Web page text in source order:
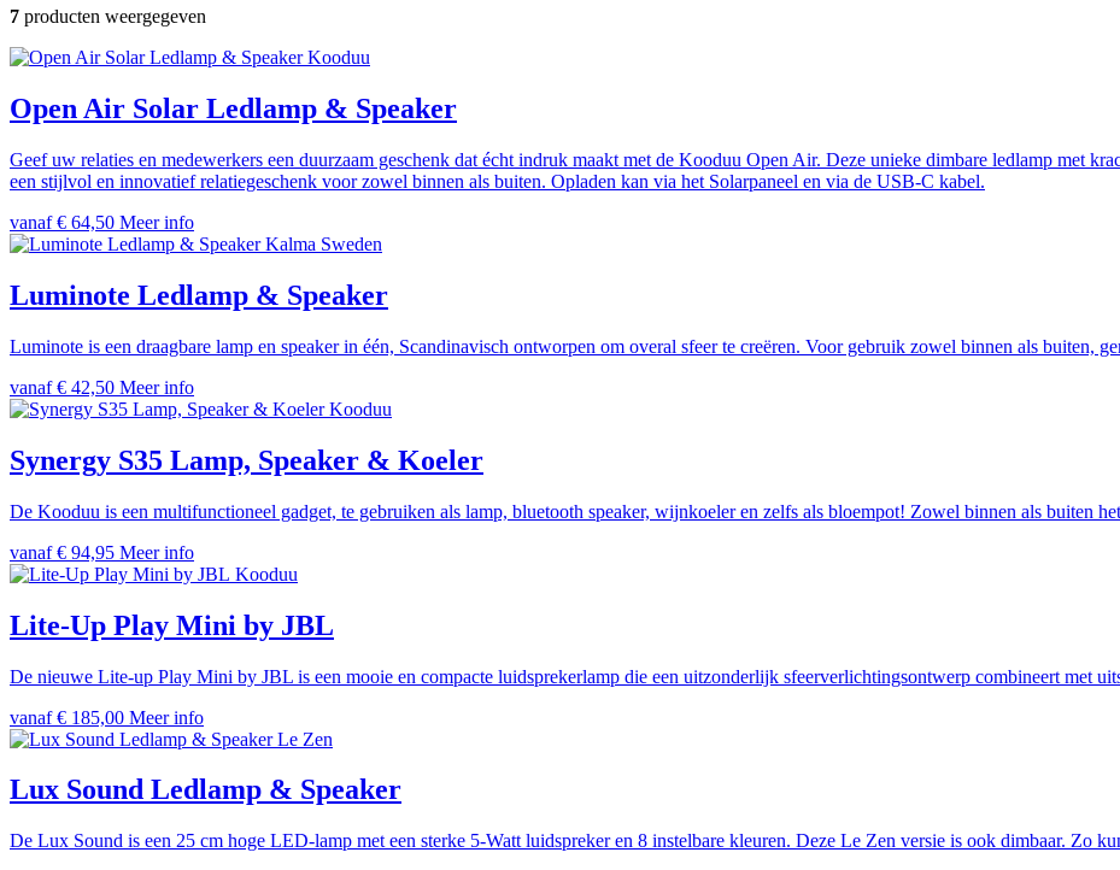
7 producten weergegeven
Kooduu
Open Air Solar Ledlamp & Speaker
Geef uw relaties en medewerkers een duurzaam geschenk dat écht indruk maakt met de Kooduu Open Air. Deze unieke dimbare ledlamp met
een stijlvol en innovatief relatiegeschenk voor zowel binnen als buiten. Opladen kan via het Solarpaneel en via de USB-C kabel.
vanaf € 64,50 Meer info
Kalma Sweden
Luminote Ledlamp & Speaker
Luminote is een draagbare lamp en speaker in één, Scandinavisch ontworpen om overal sfeer te creëren. Voor gebruik zowel binnen als buiten,
vanaf € 42,50 Meer info
Kooduu
Synergy S35 Lamp, Speaker & Koeler
De Kooduu is een multifunctioneel gadget, te gebruiken als lamp, bluetooth speaker, wijnkoeler en zelfs als bloempot! Zowel binnen als buiten
vanaf € 94,95 Meer info
Kooduu
Lite-Up Play Mini by JBL
De nieuwe Lite-up Play Mini by JBL is een mooie en compacte luidsprekerlamp die een uitzonderlijk sfeerverlichtingsontwerp combineert met
vanaf € 185,00 Meer info
Le Zen
Lux Sound Ledlamp & Speaker
De Lux Sound is een 25 cm hoge LED-lamp met een sterke 5-Watt luidspreker en 8 instelbare kleuren. Deze Le Zen versie is ook dimbaar. Zo